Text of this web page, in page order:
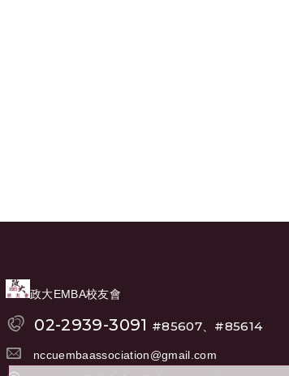
政大EMBA校友會
02-2939-3091 #85607、#85614
nccuembaassociation@gmail.com